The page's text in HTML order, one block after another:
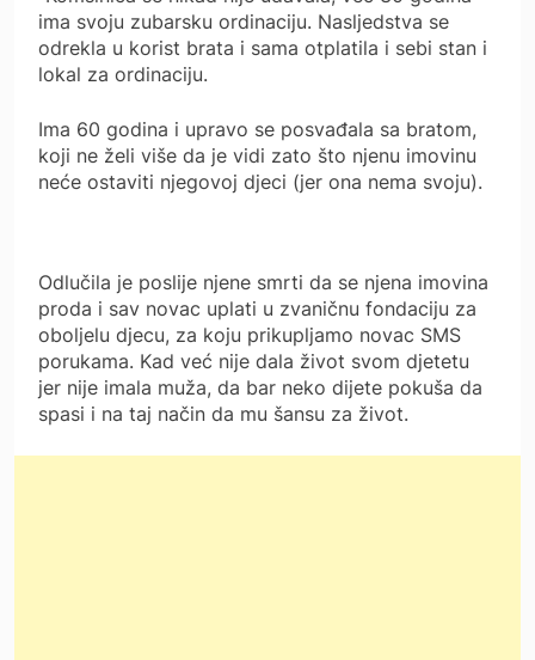
ima svoju zubarsku ordinaciju. Nasljedstva se
odrekla u korist brata i sama otplatila i sebi stan i
lokal za ordinaciju.
Ima 60 godina i upravo se posvađala sa bratom,
koji ne želi više da je vidi zato što njenu imovinu
neće ostaviti njegovoj djeci (jer ona nema svoju).
Odlučila je poslije njene smrti da se njena imovina
proda i sav novac uplati u zvaničnu fondaciju za
oboljelu djecu, za koju prikupljamo novac SMS
porukama. Kad već nije dala život svom djetetu
jer nije imala muža, da bar neko dijete pokuša da
spasi i na taj način da mu šansu za život.